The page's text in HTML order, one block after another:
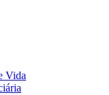
Vida